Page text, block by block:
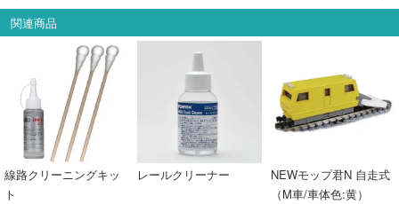
関連商品
線路クリーニングキッ
ト
レールクリーナー
NEWモップ君N 自走式
（M車/車体色:黄）